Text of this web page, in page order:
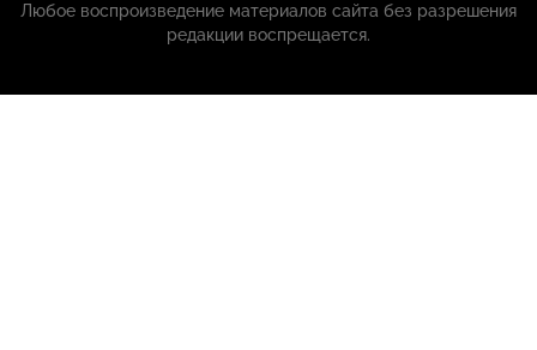
Любое воспроизведение материалов сайта без разрешения
редакции воспрещается.